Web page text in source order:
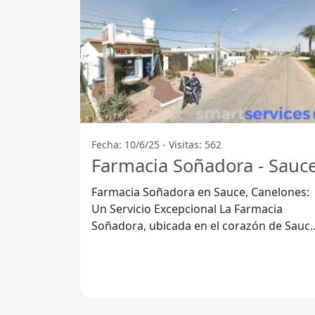
Fecha: 10/6/25 - Visitas: 562
Farmacia Soñadora -
Farmacia Soñadora en Sauce, Canelones:
Un Servicio Excepcional La Farmacia
Soñadora, ubicada en el corazón de